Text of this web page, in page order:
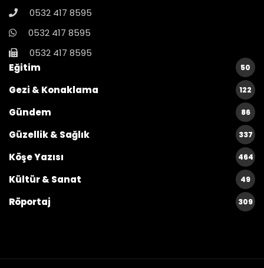
0532 417 8595
0532 417 8595
0532 417 8595
Eğitim
50
Gezi & Konaklama 122
Gündem 86
Güzellik & Sağlık 337
Köşe Yazısı 464
Kültür & Sanat 49
Röportaj 309